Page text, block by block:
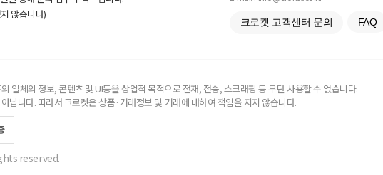
않습니다)
크로켓 고객센터 문의 FAQ
일체의 정보, 콘텐츠 및 UI등을 상업적 목적으로 전재, 전송, 스크래핑 등 무단 사용할 수 없습니다.
닙니다. 따라서 크로켓은 상품·거래정보 및 거래에 대하여 책임을 지지 않습니다.
reserved.